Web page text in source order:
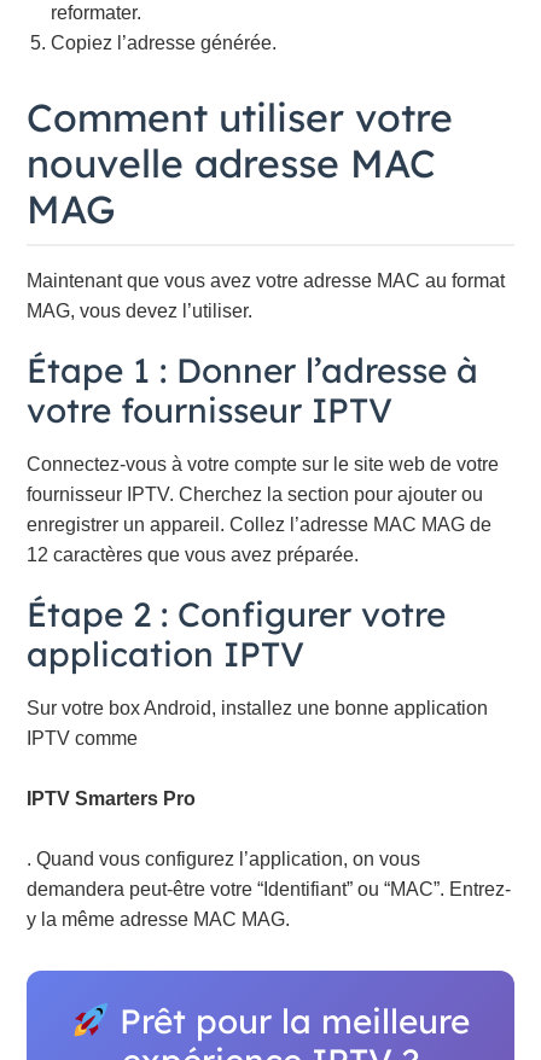
reformater.
Copiez l’adresse générée.
Comment utiliser votre
nouvelle adresse MAC
MAG
Maintenant que vous avez votre adresse MAC au format
MAG, vous devez l’utiliser.
Étape 1 : Donner l’adresse à
votre fournisseur IPTV
Connectez-vous à votre compte sur le site web de votre
fournisseur IPTV. Cherchez la section pour ajouter ou
enregistrer un appareil. Collez l’adresse MAC MAG de
12 caractères que vous avez préparée.
Étape 2 : Configurer votre
application IPTV
Sur votre box Android, installez une bonne application
IPTV comme
IPTV Smarters Pro
. Quand vous configurez l’application, on vous
demandera peut-être votre “Identifiant” ou “MAC”. Entrez-
y la même adresse MAC MAG.
Prêt pour la meilleure